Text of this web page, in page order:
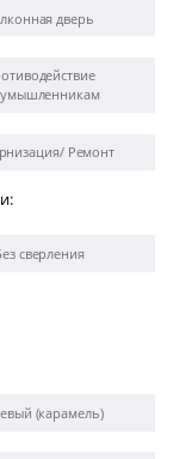
дверь
Ремонт
сверления
(карамель)